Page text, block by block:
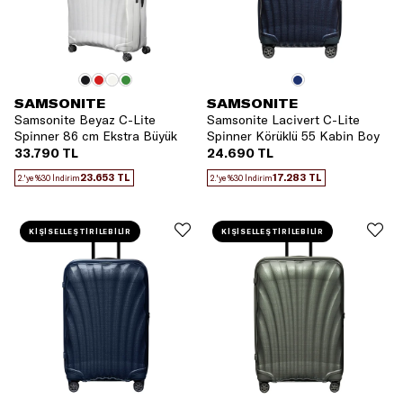
SAMSONITE
Samsonite Beyaz C-Lite
Spinner 86 cm Ekstra Büyük
Boy Valiz
33.790 TL
2.'ye %30 İndirim23.653 TL
SAMSONITE
Samsonite Lacivert C-Lite
Spinner Körüklü 55 Kabin Boy
Valiz
24.690 TL
2.'ye %30 İndirim17.283 TL
KİŞİSELLEŞTİRİLEBİLİR KİŞİSELLEŞTİRİLEBİLİR